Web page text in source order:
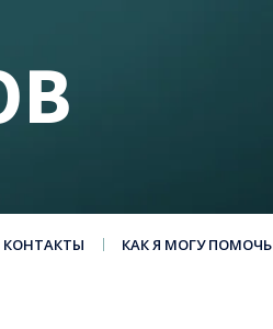
КОНТАКТЫ КАК Я МОГУ ПОМОЧЬ